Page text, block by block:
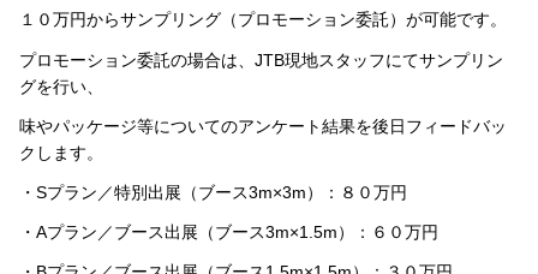
１０万円からサンプリング（プロモーション委託）が可能です。
プロモーション委託の場合は、JTB現地スタッフにてサンプリン
グを行い、
味やパッケージ等についてのアンケート結果を後日フィードバッ
クします。
・Sプラン／特別出展（ブース3m×3m）：８０万円
・Aプラン／ブース出展（ブース3m×1.5m）：６０万円